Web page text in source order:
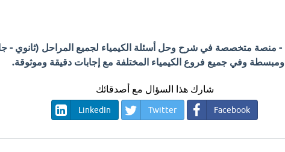
- منصة متخصصة في شرح وحل أسئلة الكيمياء لجميع المراحل (ثانوي -
وفي جميع فروع الكيمياء المختلفة مع إجابات دقيقة وموثوقة.
شارك هذا السؤال مع أصدقائك
Facebook
Twitter
LinkedIn